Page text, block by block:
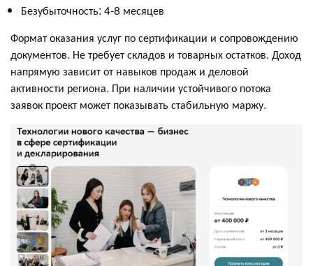
Безубыточность: 4-8 месяцев
Формат оказания услуг по сертификации и сопровождению
документов. Не требует складов и товарных остатков. Доход
напрямую зависит от навыков продаж и деловой
активности региона. При наличии устойчивого потока
заявок проект может показывать стабильную маржу.